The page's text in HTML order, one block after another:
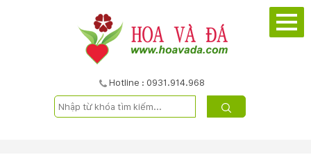
Hotline : 0931.914.968